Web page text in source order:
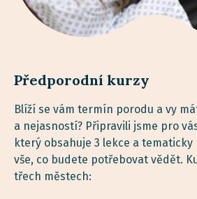
Předporodní kurzy
Blíží se vám termín porodu a vy
a nejasností? Připravili jsme pro
který obsahuje 3 lekce a
vše, co budete potřebovat vědět.
třech městech: